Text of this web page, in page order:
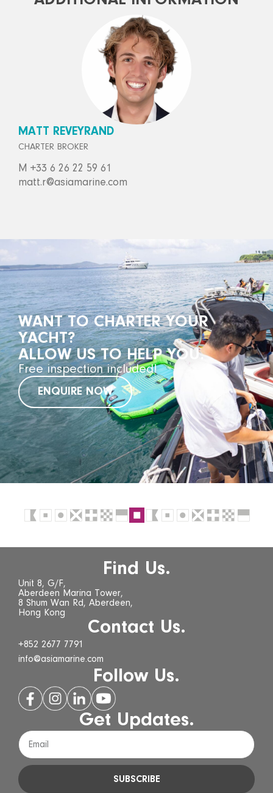
MATT REVEYRAND
CHARTER BROKER
M +33 6 26 22 59 61
matt.r@asiamarine.com
WANT TO CHARTER YOUR
YACHT?
ALLOW US TO HELP YOU.
Free inspection included!
ENQUIRE NOW
Find Us.
Unit 8, G/F,
Aberdeen Marina Tower,
8 Shum Wan Rd, Aberdeen,
Hong Kong
Contact Us.
+852 2677 7791
info@asiamarine.com
Follow Us.
Get Updates.
SUBSCRIBE